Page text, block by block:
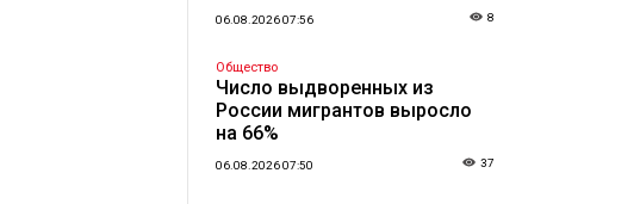
06.08.2026 07:56 8
Общество
Число выдворенных из
России мигрантов выросло
на 66%
06.08.2026 07:50 37